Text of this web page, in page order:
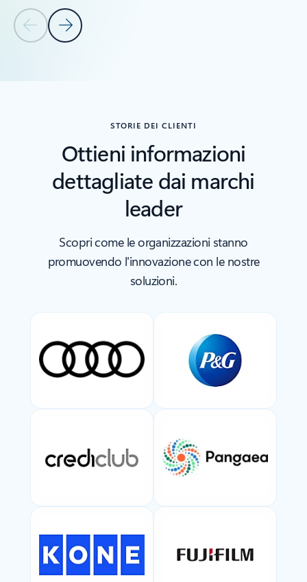
Diapositiva precedente
Diapositiva successiva
STORIE DEI CLIENTI
Ottieni informazioni
dettagliate dai marchi
leader
Scopri come le organizzazioni stanno
promuovendo l'innovazione con le nostre
soluzioni.